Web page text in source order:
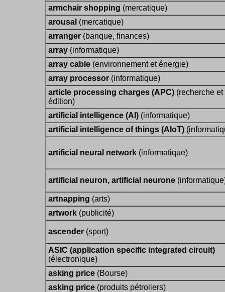
armchair shopping (mercatique)
arousal (mercatique)
arranger (banque, finances)
array (informatique)
array cable (environnement et énergie)
array processor (informatique)
article processing charges (APC) (recherche et
édition)
artificial intelligence (AI) (informatique)
artificial intelligence of things (AIoT)
artificial neural network (informatique)
artificial neuron, artificial neurone
artnapping (arts)
artwork (publicité)
ascender (sport)
ASIC (application specific integrated circuit)
(électronique)
asking price (Bourse)
asking price (produits pétroliers)